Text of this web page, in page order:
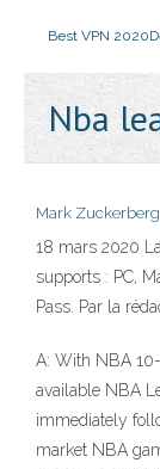
Best VPN 2020
Nba
Mark Zuckerberg
18 mars 2020
supports : PC,
Pass. Par la
A: With NBA
available NBA
immediately
market NBA